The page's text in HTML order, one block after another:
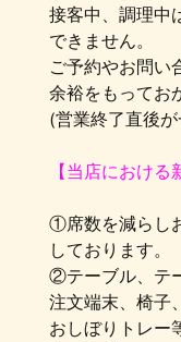
接客中、調理中
できません。
ご予約やお問い
余裕をもってお
(営業終了直後
【当店における
①席数を減らし
しております。
②テーブル、テ
注文端末、椅子、
おしぼりトレー